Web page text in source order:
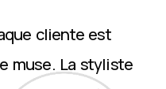
cliente est
muse. La styliste